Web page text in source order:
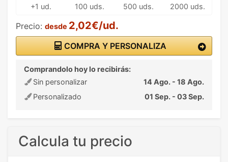
+1 ud. 100 uds. 500 uds. 2000 uds.
Precio: desde 2,02€/ud.
COMPRA Y PERSONALIZA
Comprandolo hoy lo recibirás:
Sin personalizar
14 Ago. - 18 Ago.
Personalizado
01 Sep. - 03 Sep.
Calcula tu precio